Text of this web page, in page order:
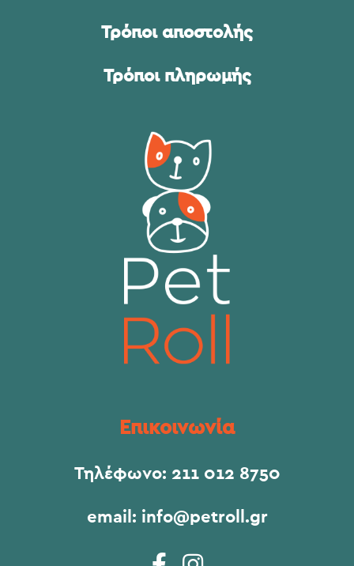
Τρόποι αποστολής
Τρόποι πληρωμής
Επικοινωνία
Τηλέφωνο: 211 012 8750
email: info@petroll.gr